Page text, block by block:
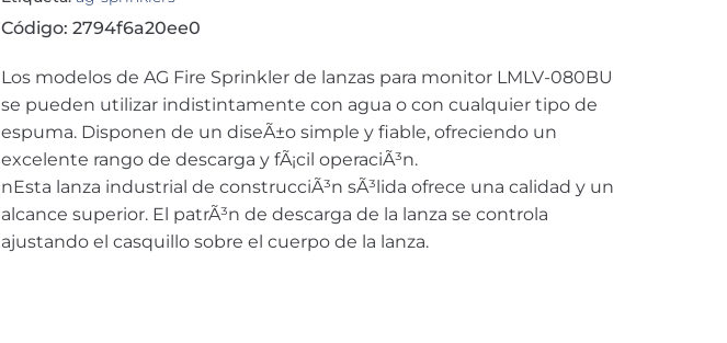
Código: 2794f6a20ee0
Los modelos de AG Fire Sprinkler de lanzas para monitor LMLV-080BU
se pueden utilizar indistintamente con agua o con cualquier tipo de
espuma. Disponen de un diseÃ±o simple y fiable, ofreciendo un
excelente rango de descarga y fÃ¡cil operaciÃ³n.
nEsta lanza industrial de construcciÃ³n sÃ³lida ofrece una calidad y un
alcance superior. El patrÃ³n de descarga de la lanza se controla
ajustando el casquillo sobre el cuerpo de la lanza.